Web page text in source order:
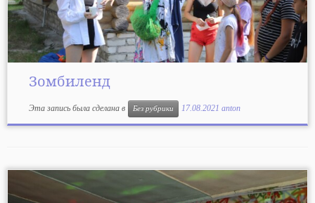
Зомбиленд
Эта запись была сделана в Без рубрики 17.08.2021 anton